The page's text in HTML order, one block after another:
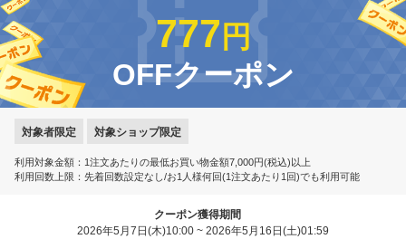
777円
OFFクーポン
対象者限定 対象ショップ限定
利用対象金額：1注文あたりの最低お買い物金額7,000円(税込)以上
利用回数上限：先着回数設定なし/お1人様何回(1注文あたり1回)でも利用可能
クーポン獲得期間
2026年5月7日(木)10:00 ~ 2026年5月16日(土)01:59